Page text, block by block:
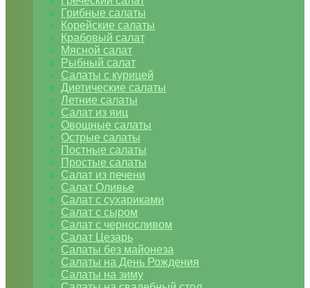
Грибные салаты
Корейские салаты
Крабовый салат
Мясной салат
Рыбный салат
Салаты с курицей
Диетические салаты
Летние салаты
Салат из яиц
Овощные салаты
Острые салаты
Постные салаты
Простые салаты
Салат из печени
Салат Оливье
Салат с сухариками
Салат с сыром
Салат с черносливом
Салат Цезарь
Салаты без майонеза
Салаты на День Рождения
Салаты на зиму